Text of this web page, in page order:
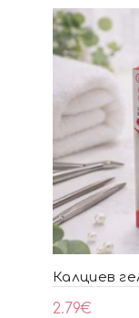
Калциев
2.79€